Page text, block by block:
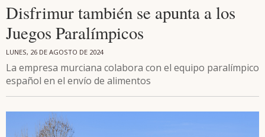
Disfrimur también se apunta a los
Juegos Paralímpicos
LUNES, 26 DE AGOSTO DE 2024
La empresa murciana colabora con el equipo paralímpico
español en el envío de alimentos